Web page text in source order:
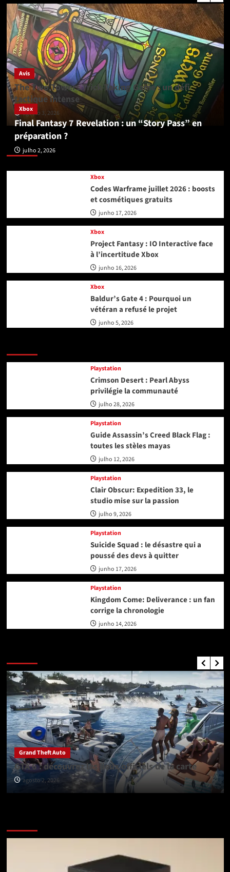
Avis
The Two Towers Trick-Taking Game : un défi
tactique intense
agosto 3, 2026
Xbox
Xbox
Final Fantasy 7 Revelation : un “Story Pass” en
préparation ?
julho 2, 2026
Xbox
Codes Warframe juillet 2026 : boosts
et cosmétiques gratuits
junho 17, 2026
Xbox
Project Fantasy : IO Interactive face
à l’incertitude Xbox
junho 16, 2026
Xbox
Baldur’s Gate 4 : Pourquoi un
vétéran a refusé le projet
junho 5, 2026
Playstation
Crimson Desert : Pearl Abyss
privilégie la communauté
julho 28, 2026
Playstation
Guide Assassin’s Creed Black Flag :
toutes les stèles mayas
julho 12, 2026
Playstation
Clair Obscur: Expedition 33, le
studio mise sur la passion
julho 9, 2026
Playstation
Suicide Squad : le désastre qui a
poussé des devs à quitter
junho 17, 2026
Playstation
Kingdom Come: Deliverance : un fan
corrige la chronologie
junho 14, 2026
Grand Theft Auto
GTA 6 : découvrez les lieux officiels de la carte
agosto 2, 2026